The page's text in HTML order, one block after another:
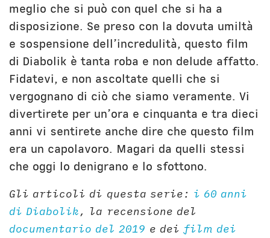
meglio che si può con quel che si ha a
disposizione. Se preso con la dovuta umiltà
e sospensione dell’incredulità, questo film
di Diabolik è tanta roba e non delude affatto.
Fidatevi, e non ascoltate quelli che si
vergognano di ciò che siamo veramente. Vi
divertirete per un’ora e cinquanta e tra dieci
anni vi sentirete anche dire che questo film
era un capolavoro. Magari da quelli stessi
che oggi lo denigrano e lo sfottono.
Gli articoli di questa serie: i 60 anni
di Diabolik, la recensione del
documentario del 2019 e dei film dei